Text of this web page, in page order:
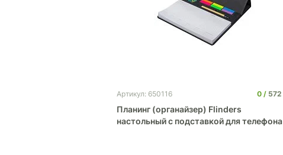
Артикул: 650116 0 572
Планинг (органайзер) Flinders
настольный с подставкой для телефона